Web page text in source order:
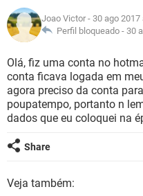
INSTAGRAM
GUIA DE COMPRAS
OUTLOOK
INSTAGRAM
GUIA DE COMPRAS
JOGOS
CELULAR
INSTAGRAM
GUIA DE COMPRAS
GLOSSÁRIO
JOGOS
CELULAR
OUTLOOK
INSTAGRAM
Joao Victor - 30 ago 2017
Perfil bloqueado - 30
Olá, fiz uma conta no
conta ficava logada em
agora preciso da conta
poupatempo, portanto n
dados que eu coloquei na
Share
Veja também: